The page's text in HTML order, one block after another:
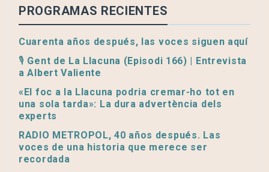
PROGRAMAS RECIENTES
Cuarenta años después, las voces siguen aquí
🎙️ Gent de La Llacuna (Episodi 166) | Entrevista
a Albert Valiente
«El foc a la Llacuna podria cremar-ho tot en
una sola tarda»: La dura advertència dels
experts
RADIO METROPOL, 40 años después. Las
voces de una historia que merece ser
recordada